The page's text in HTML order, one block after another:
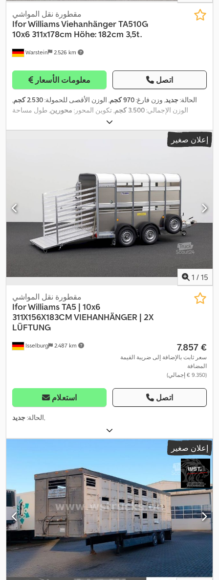
Warstein 2.526 km
مقطورة نقل المواشي
Ifor Williams ViehanhängerTA510G
10x6 311x178cm Höhe: 182cm 3,5t.
معلومات الأسعار اتصل
الحالة:جديد, وزن فارغ:970 كجم , الوزن الأقصى للحمولة:2.530 كجم
,
الوزن الإجمالي:3.500 كجم , تكوين المحور: محورين, طول مساحة
, عرض مساحة التحميل:
التحميل:1.820 مم , تعليق:ورقة نابضية شبه مكافِئة (ياي), مقاس الإطار:
, فرامل المقطورة:
إعلان صغير
1 / 15
Isselburg 2.487 km
مقطورة نقل المواشي
Ifor WilliamsTA5 | 10x6
311X156X183CM VIEHANHÄNGER | 2X
LÜFTUNG
‏7.857 €
سعر ثابت بالإضافة إلى ضريبة القيمة
المضافة
(‏9.350 € إجمالي)
استعلام اتصل
الحالة:جديد ,
إعلان صغير